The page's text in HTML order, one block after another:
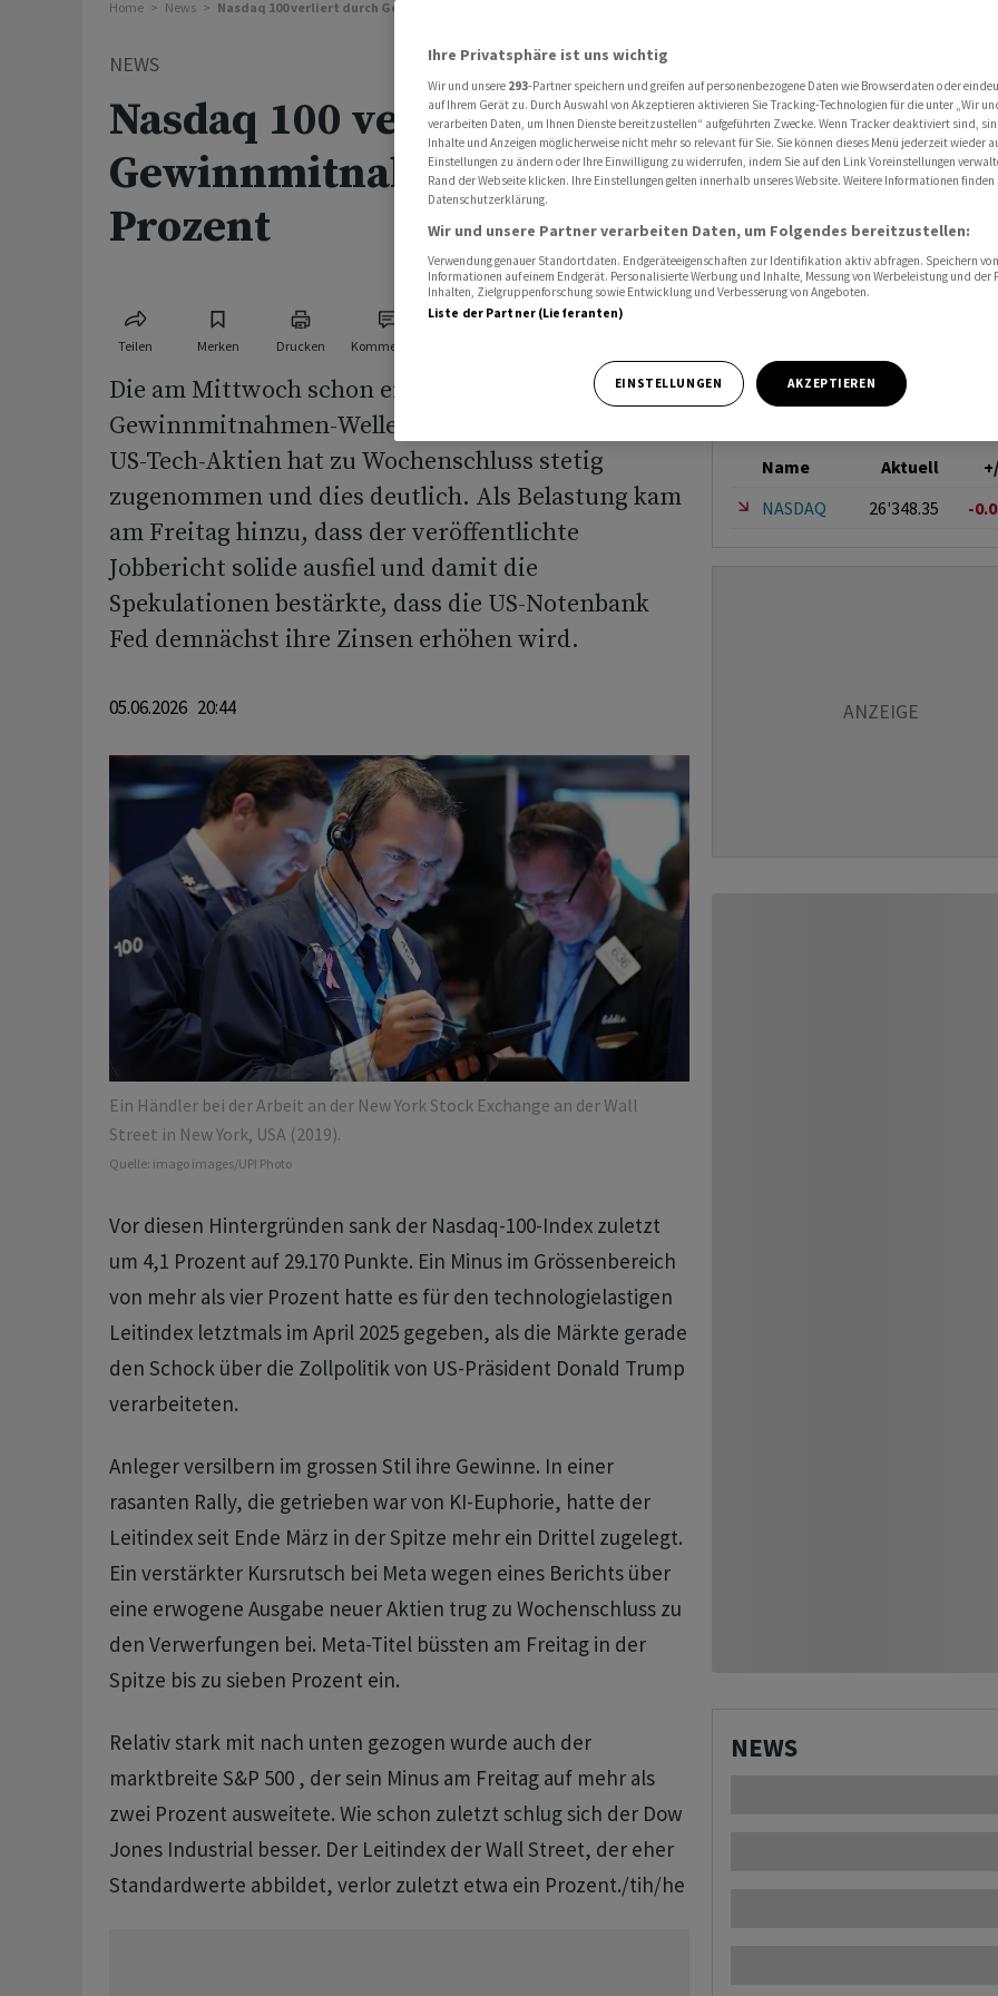
Home News Nasdaq 100 verliert durch Gewinnmitnahmen vier Prozent
NEWS
Nasdaq 100 verliert durch
Gewinnmitnahmen vier
Prozent
Teilen Merken Drucken Kommentare
Die am Mittwoch schon eingeleitete
Gewinnmitnahmen-Welle bei den heissgelaufenen
US-Tech-Aktien hat zu Wochenschluss stetig
zugenommen und dies deutlich. Als Belastung kam
am Freitag hinzu, dass der veröffentlichte
Jobbericht solide ausfiel und damit die
Spekulationen bestärkte, dass die US-Notenbank
Fed demnächst ihre Zinsen erhöhen wird.
05.06.2026 20:44
Ein Händler bei der Arbeit an der New York Stock Exchange an der Wall
Street in New York, USA (2019).
Quelle: imago images/UPI Photo
Vor diesen Hintergründen sank der Nasdaq-100-Index zuletzt
um 4,1 Prozent auf 29.170 Punkte. Ein Minus im Grössenbereich
von mehr als vier Prozent hatte es für den technologielastigen
Leitindex letztmals im April 2025 gegeben, als die Märkte gerade
den Schock über die Zollpolitik von US-Präsident Donald Trump
verarbeiteten.
Anleger versilbern im grossen Stil ihre Gewinne. In einer
rasanten Rally, die getrieben war von KI-Euphorie, hatte der
Leitindex seit Ende März in der Spitze mehr ein Drittel zugelegt.
Ein verstärkter Kursrutsch bei Meta wegen eines Berichts über
eine erwogene Ausgabe neuer Aktien trug zu Wochenschluss zu
den Verwerfungen bei. Meta-Titel büssten am Freitag in der
Spitze bis zu sieben Prozent ein.
Relativ stark mit nach unten gezogen wurde auch der
marktbreite S&P 500 , der sein Minus am Freitag auf mehr als
zwei Prozent ausweitete. Wie schon zuletzt schlug sich der Dow
Jones Industrial besser. Der Leitindex der Wall Street, der eher
Standardwerte abbildet, verlor zuletzt etwa ein Prozent./tih/he
Name Aktuell
NASDAQ
26'348.35 -
NEWS
Ihre Privatsphäre ist uns wichtig
Wir und unsere 293-Partner speichern und greifen auf personenbezogene Daten wie Browserdaten oder
auf Ihrem Gerät zu. Durch Auswahl von Akzeptieren aktivieren Sie Tracking-Technologien für die unter „Wir
verarbeiten Daten, um Ihnen Dienste bereitzustellen“ aufgeführten Zwecke. Wenn Tracker deaktiviert sind,
Inhalte und Anzeigen möglicherweise nicht mehr so relevant für Sie. Sie können dieses Menü jederzeit wieder
Einstellungen zu ändern oder Ihre Einwilligung zu widerrufen, indem Sie auf den Link Voreinstellungen
Rand der Webseite klicken. Ihre Einstellungen gelten innerhalb unseres Website. Weitere Informationen finden
Datenschutzerklärung.
Wir und unsere Partner verarbeiten Daten, um Folgendes bereitzustellen:
Verwendung genauer Standortdaten. Endgeräteeigenschaften zur Identifikation aktiv abfragen. Speichern
Informationen auf einem Endgerät. Personalisierte Werbung und Inhalte, Messung von Werbeleistung und der
Inhalten, Zielgruppenforschung sowie Entwicklung und Verbesserung von Angeboten.
Liste der Partner (Lieferanten)
EINSTELLUNGEN AKZEPTIEREN